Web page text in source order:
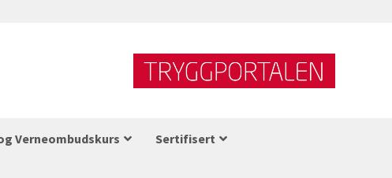
Verneombudskurs Sertifisert